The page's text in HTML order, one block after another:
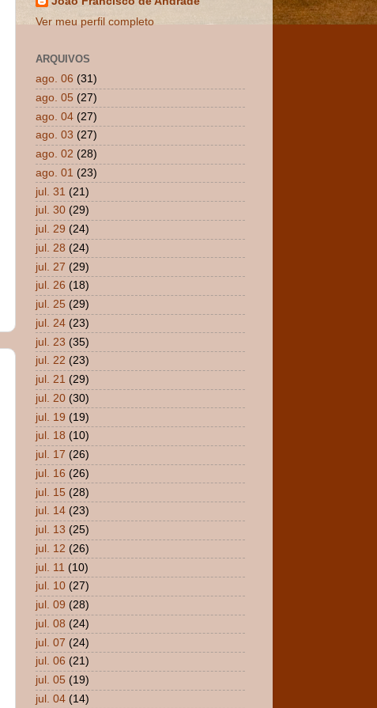
Ver meu perfil completo
ARQUIVOS
ago. 06 (31)
ago. 05 (27)
ago. 04 (27)
ago. 03 (27)
ago. 02 (28)
ago. 01 (23)
jul. 31 (21)
jul. 30 (29)
jul. 29 (24)
jul. 28 (24)
jul. 27 (29)
jul. 26 (18)
jul. 25 (29)
jul. 24 (23)
jul. 23 (35)
jul. 22 (23)
jul. 21 (29)
jul. 20 (30)
jul. 19 (19)
jul. 18 (10)
jul. 17 (26)
jul. 16 (26)
jul. 15 (28)
jul. 14 (23)
jul. 13 (25)
jul. 12 (26)
jul. 11 (10)
jul. 10 (27)
jul. 09 (28)
jul. 08 (24)
jul. 07 (24)
jul. 06 (21)
jul. 05 (19)
jul. 04 (14)